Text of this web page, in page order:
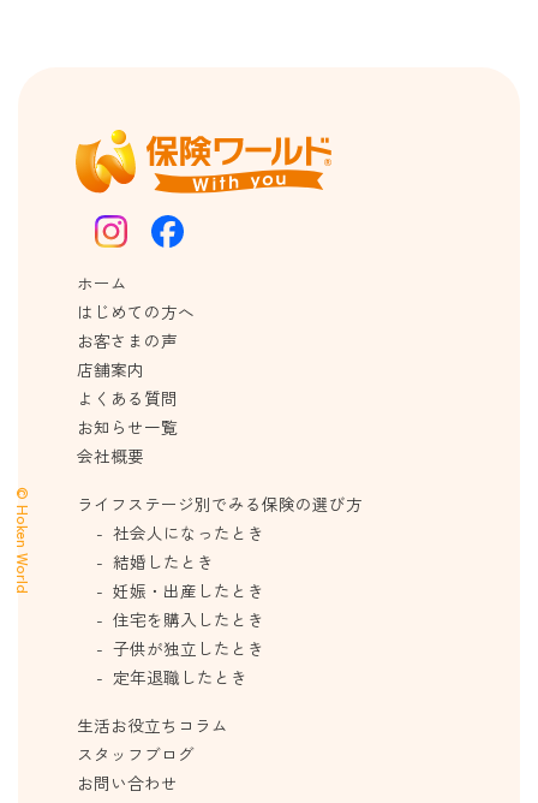
ホーム
はじめての方へ
お客さまの声
店舗案内
よくある質問
お知らせ一覧
会社概要
ライフステージ別でみる保険の選び方
社会人になったとき
結婚したとき
妊娠・出産したとき
住宅を購入したとき
子供が独立したとき
定年退職したとき
生活お役立ちコラム
スタッフブログ
お問い合わせ
© Hoken World